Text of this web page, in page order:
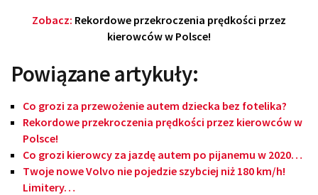
Zobacz: Rekordowe przekroczenia prędkości przez
kierowców w Polsce!
Powiązane artykuły:
Co grozi za przewożenie autem dziecka bez fotelika?
Rekordowe przekroczenia prędkości przez kierowców w
Polsce!
Co grozi kierowcy za jazdę autem po pijanemu w 2020…
Twoje nowe Volvo nie pojedzie szybciej niż 180 km/h!
Limitery…